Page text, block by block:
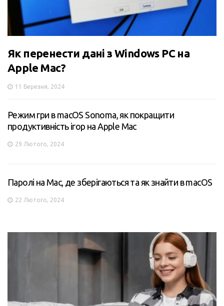
Як перенести дані з Windows PC на
Apple Mac?
11 Березня, 2024
Режим гри в macOS Sonoma, як покращити
продуктивність ігор на Apple Mac
29 Лютого, 2024
Паролі на Mac, де зберігаються та як знайти в macOS
22 Лютого, 2024